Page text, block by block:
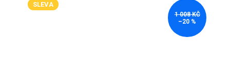
SLEVA
1 008 KČ
–20 %